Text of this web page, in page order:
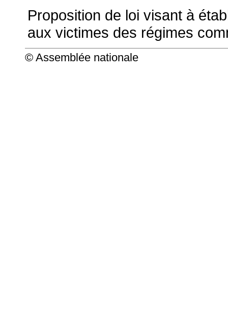
Proposition de loi visant à
aux victimes des régimes
© Assemblée nationale